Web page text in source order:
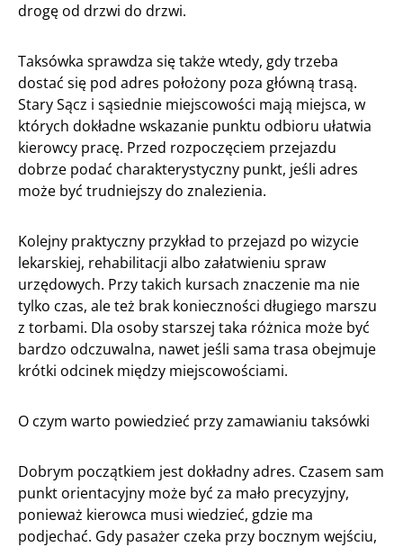
drogę od drzwi do drzwi.
Taksówka sprawdza się także wtedy, gdy trzeba
dostać się pod adres położony poza główną trasą.
Stary Sącz i sąsiednie miejscowości mają miejsca, w
których dokładne wskazanie punktu odbioru ułatwia
kierowcy pracę. Przed rozpoczęciem przejazdu
dobrze podać charakterystyczny punkt, jeśli adres
może być trudniejszy do znalezienia.
Kolejny praktyczny przykład to przejazd po wizycie
lekarskiej, rehabilitacji albo załatwieniu spraw
urzędowych. Przy takich kursach znaczenie ma nie
tylko czas, ale też brak konieczności długiego marszu
z torbami. Dla osoby starszej taka różnica może być
bardzo odczuwalna, nawet jeśli sama trasa obejmuje
krótki odcinek między miejscowościami.
O czym warto powiedzieć przy zamawianiu taksówki
Dobrym początkiem jest dokładny adres. Czasem sam
punkt orientacyjny może być za mało precyzyjny,
ponieważ kierowca musi wiedzieć, gdzie ma
podjechać. Gdy pasażer czeka przy bocznym wejściu,